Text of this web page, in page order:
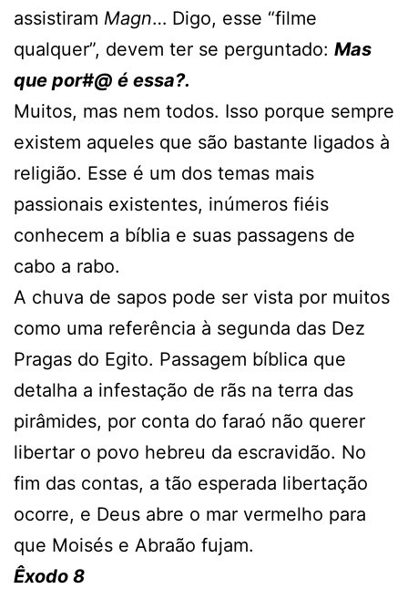
assistiram Magn… Digo, esse “filme
qualquer”, devem ter se perguntado: Mas
que por#@ é essa?.
Muitos, mas nem todos. Isso porque sempre
existem aqueles que são bastante ligados à
religião. Esse é um dos temas mais
passionais existentes, inúmeros fiéis
conhecem a bíblia e suas passagens de
cabo a rabo.
A chuva de sapos pode ser vista por muitos
como uma referência à segunda das Dez
Pragas do Egito. Passagem bíblica que
detalha a infestação de rãs na terra das
pirâmides, por conta do faraó não querer
libertar o povo hebreu da escravidão. No
fim das contas, a tão esperada libertação
ocorre, e Deus abre o mar vermelho para
que Moisés e Abraão fujam.
Êxodo 8